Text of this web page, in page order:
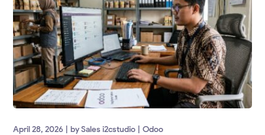
April 28, 2026 bySales i2cstudio Odoo